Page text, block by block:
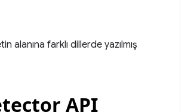
alanına farklı dillerde yazılmış